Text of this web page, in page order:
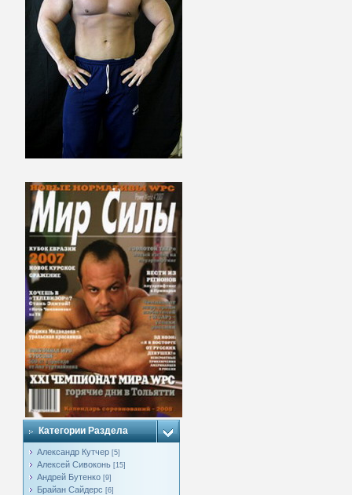
Категории Раздела
Александр Кутчер [5]
Алексей Сивоконь [15]
Андрей Бутенко [9]
Брайан Сайдерс [6]